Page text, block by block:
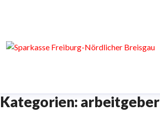
Kategorien: arbeitgeber